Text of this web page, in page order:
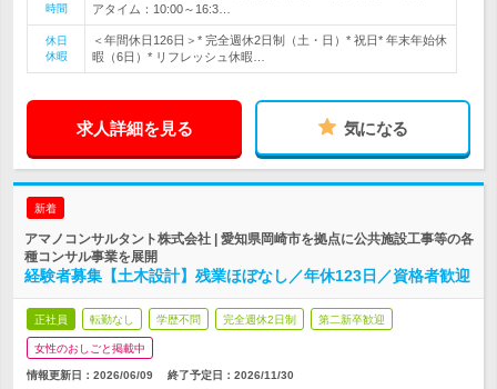
時間
アタイム：10:00～16:3…
休日
休暇
＜年間休日126日＞* 完全週休2日制（土・日）* 祝日* 年末年始休
暇（6日）* リフレッシュ休暇…
求人詳細を見る 気になる
新着
アマノコンサルタント株式会社 | 愛知県岡崎市を拠点に公共施設工事等の各
種コンサル事業を展開
経験者募集【土木設計】残業ほぼなし／年休123日／資格者歓迎
正社員 転勤なし 学歴不問 完全週休2日制 第二新卒歓迎
女性のおしごと掲載中
情報更新日：2026/06/09 終了予定日： 2026/11/30